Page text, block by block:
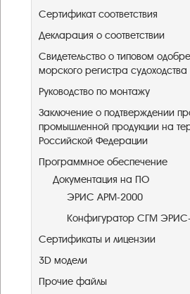
Сертификат соответствия
Декларация о соответствии
Свидетельство о типовом
морского регистра судоходства
Руководство по монтажу
Заключение о подтверждении
промышленной продукции на
Российской Федерации ​
Программное обеспечение
Документация на ПО
ЭРИС АРМ-2000
Конфигуратор СГМ
Сертификаты и лицензии
3D модели
Прочие файлы